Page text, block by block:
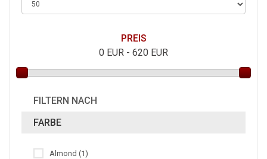
PREIS
0 EUR - 620 EUR
FILTERN NACH
FARBE
Almond (1)